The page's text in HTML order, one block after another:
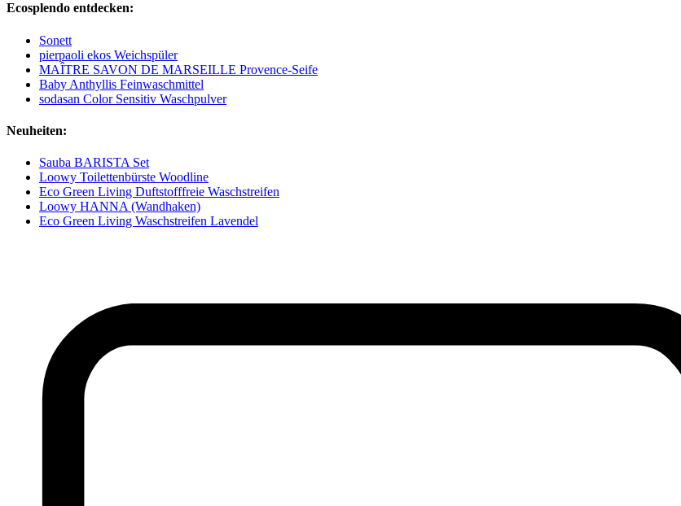
Ecosplendo entdecken:
Sonett
pierpaoli ekos Weichspüler
MAÎTRE SAVON DE MARSEILLE Provence-Seife
Baby Anthyllis Feinwaschmittel
sodasan Color Sensitiv Waschpulver
Neuheiten:
Sauba BARISTA Set
Loowy Toilettenbürste Woodline
Eco Green Living Duftstofffreie Waschstreifen
Loowy HANNA (Wandhaken)
Eco Green Living Waschstreifen Lavendel